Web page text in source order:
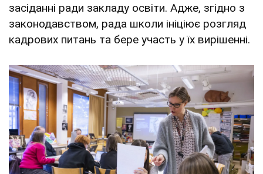
засіданні ради закладу освіти. Адже, згідно з
законодавством, рада школи ініціює розгляд
кадрових питань та бере участь у їх вирішенні.